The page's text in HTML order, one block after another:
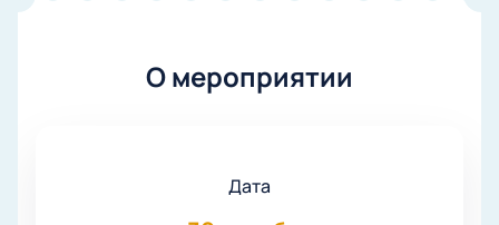
О мероприятии
Дата